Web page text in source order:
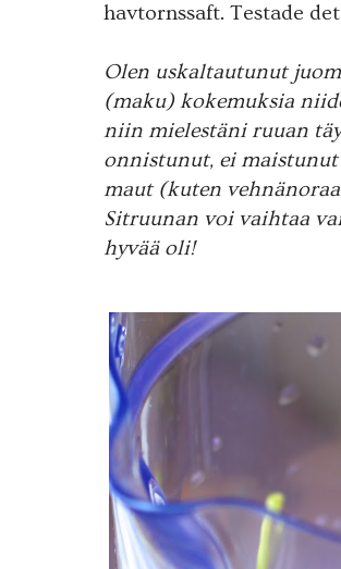
havtornssaft. Testade
Olen uskaltautunut
(maku) kokemuksia
niin mielestäni ruuan
onnistunut, ei
maut (kuten
Sitruunan voi vaihtaa
hyvää oli!